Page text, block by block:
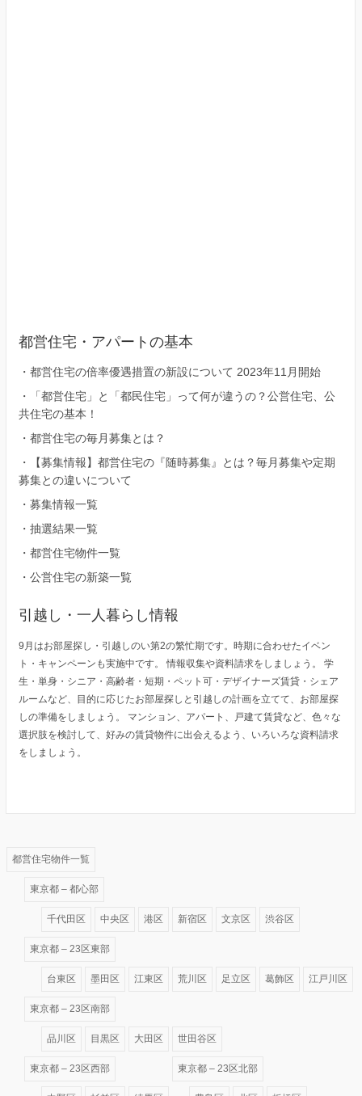
都営住宅・アパートの基本
・ 都営住宅の倍率優遇措置の新設について 2023年11月開始
・
「都営住宅」と「都民住宅」って何が違うの？公営住宅、公
共住宅の基本！
・ 都営住宅の毎月募集とは？
・
【募集情報】都営住宅の『随時募集』とは？毎月募集や定期
募集との違いについて
・ 募集情報一覧
・ 抽選結果一覧
・ 都営住宅物件一覧
・ 公営住宅の新築一覧
引越し・一人暮らし情報
9月はお部屋探し・引越しのい第2の繁忙期です。時期に合わせたイベン
ト・キャンペーンも実施中です。 情報収集や資料請求をしましょう。 学
生・単身・シニア・高齢者・短期・ペット可・デザイナーズ賃貸・シェア
ルームなど、目的に応じたお部屋探しと引越しの計画を立てて、お部屋探
しの準備をしましょう。 マンション、アパート、戸建て賃貸など、色々な
選択肢を検討して、好みの賃貸物件に出会えるよう、いろいろな資料請求
をしましょう。
都営住宅物件一覧
東京都 – 都心部
千代田区 中央区 港区 新宿区 文京区 渋谷区
東京都 – 23区東部
台東区 墨田区 江東区 荒川区 足立区 葛飾区 江戸川区
東京都 – 23区南部
品川区 目黒区 大田区 世田谷区
東京都 – 23区西部 東京都 – 23区北部